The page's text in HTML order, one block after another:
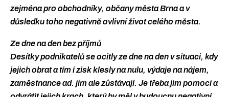
zejména pro obchodníky, občany města Brna a v
důsledku toho negativně ovlivní život celého města.
Ze dne na den bez příjmů
Desítky podnikatelů se ocitly ze dne na den v situaci, kdy
jejich obrat a tím i zisk klesly na nulu, výdaje na nájem,
zaměstnance ad. jim ale zůstávají. Je třeba jim pomoci a